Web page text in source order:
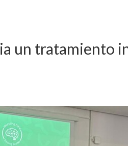
un tratamiento